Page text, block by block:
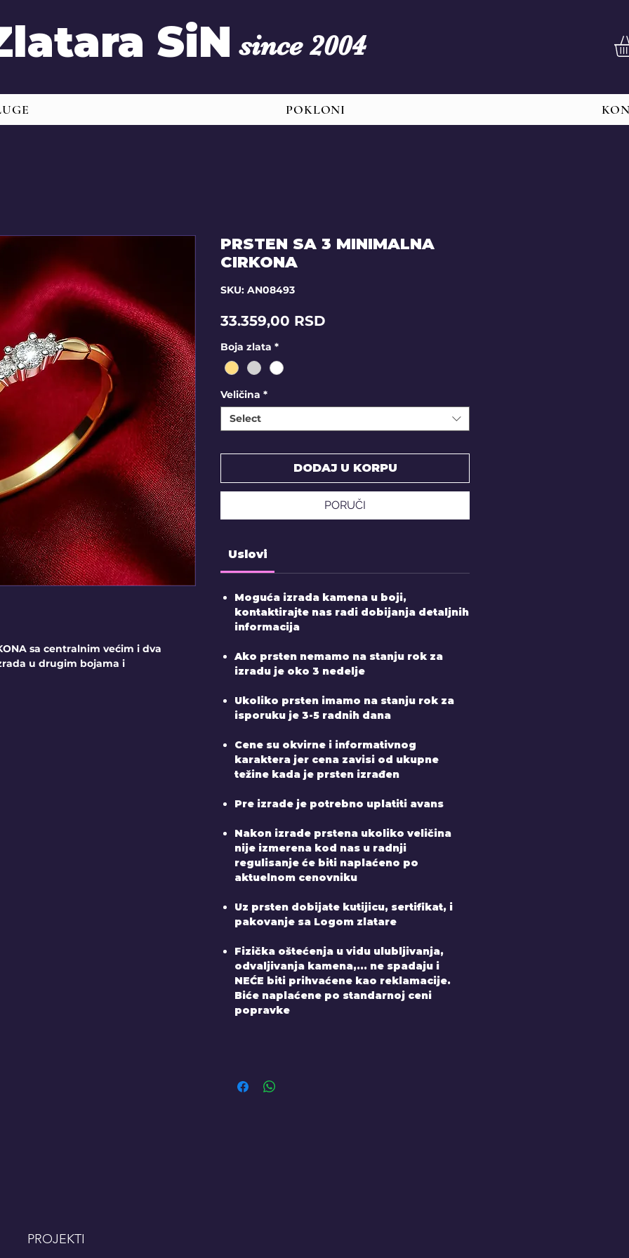
SiN since 2004
POKLONI
sa centralnim većim i dva
u drugim bojama i
PRSTEN SA 3 MINIMALNA
CIRKONA
SKU: AN08493
33.359,00 RSD
Boja zlata *
Veličina *
Select
DODAJ U KORPU
PORUČI
Uslovi
Moguća izrada kamena u boji,
kontaktirajte nas radi dobijanja detaljnih
informacija
Ako prsten nemamo na stanju rok za
izradu je oko 3 nedelje
Ukoliko prsten imamo na stanju rok za
isporuku je 3-5 radnih dana
Cene su okvirne i informativnog
karaktera jer cena zavisi od ukupne
težine kada je prsten izrađen
Pre izrade je potrebno uplatiti avans
Nakon izrade prstena ukoliko veličina
nije izmerena kod nas u radnji
regulisanje će biti naplaćeno po
aktuelnom cenovniku
Uz prsten dobijate kutijicu, sertifikat, i
pakovanje sa Logom zlatare
Fizička oštećenja u vidu ulubljivanja,
odvaljivanja kamena,... ne spadaju i
NEĆE biti prihvaćene kao reklamacije.
Biće naplaćene po standarnoj ceni
popravke
PROJEKTI